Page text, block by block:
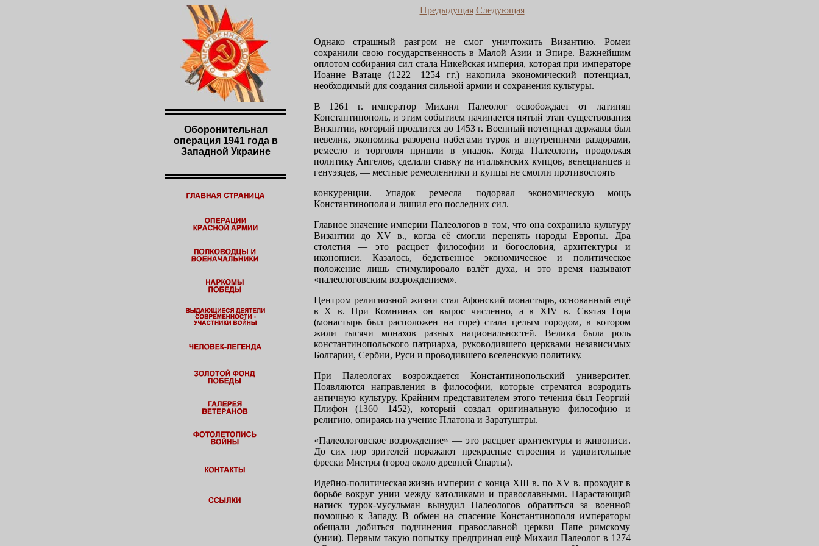
Оборонительная
операция 1941 года в
Западной Украине
Предыдущая Следующая
Однако страшный разгром не смог уничтожить Византию. Ромеи
сохранили свою государствен­ность в Малой Азии и Эпире. Важнейшим
оплотом собирания сил стала Никейская империя, которая при императоре
Иоанне Ватаце (1222—1254 гг.) на­копила экономический потенциал,
необходимый для создания сильной армии и сохранения куль­туры.
В 1261 г. император Михаил Палеолог освобож­дает от латинян
Константинополь, и этим событием начинается пятый этап существования
Византии, который продлится до 1453 г. Военный потенциал державы был
невелик, экономика разорена набега­ми турок и внутренними раздорами,
ремесло и тор­говля пришли в упадок. Когда Палеологи, продол­жая
политику Ангелов, сделали ставку на итальян­ских купцов, венецианцев и
генуэзцев, — местные ремесленники и купцы не смогли противостоять
конкуренции. Упадок ремесла подорвал экономиче­скую мощь
Константинополя и лишил его послед­них сил.
Главное значение империи Палеологов в том, что она сохранила культуру
Византии до XVв., когда её смогли перенять народы Европы. Два
столетия — это расцвет философии и богословия, архитек­туры и
иконописи. Казалось, бедственное экономи­ческое и политическое
положение лишь стимули­ровало взлёт духа, и это время называют
«палеологовским возрождением».
Центром религиозной жизни стал Афонский мо­настырь, основанный ещё
в Xв. При Комнинах он вырос численно, а в XIV в. Святая Гора
(монастырь был расположен на горе) стала целым городом, в котором
жили тысячи монахов разных националь­ностей. Велика была роль
константинопольского патриарха, руководившего церквами независимых
Болгарии, Сербии, Руси и проводившего вселен­скую политику.
При Палеологах возрождается Константино­польский университет.
Появляются направления в философии, которые стремятся возродить
антич­ную культуру. Крайним представителем этого тече­ния был Георгий
Плифон (1360—1452), который создал оригинальную философию и
религию, опи­раясь на учение Платона и Заратуштры.
«Палеологовское возрождение» — это расцвет архитектуры и живописи.
До сих пор зрителей по­ражают прекрасные строения и удивительные
фрески Мистры (город около древней Спарты).
Идейно-политическая жизнь империи с конца XIII в. по XV в. проходит в
борьбе вокруг унии между католиками и православными. Нарастаю­щий
натиск турок-мусульман вынудил Палеологов обратиться за военной
помощью к Западу. В обмен на спасение Константинополя императоры
обещали добиться подчинения православной церкви Папе римскому
(унии). Первым такую попытку предпри­нял ещё Михаил Палеолог в 1274